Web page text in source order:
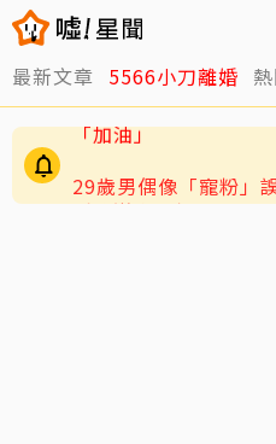
最新文章 5566小刀離婚
29歲男偶像「寵粉」
呼籲遵守法規